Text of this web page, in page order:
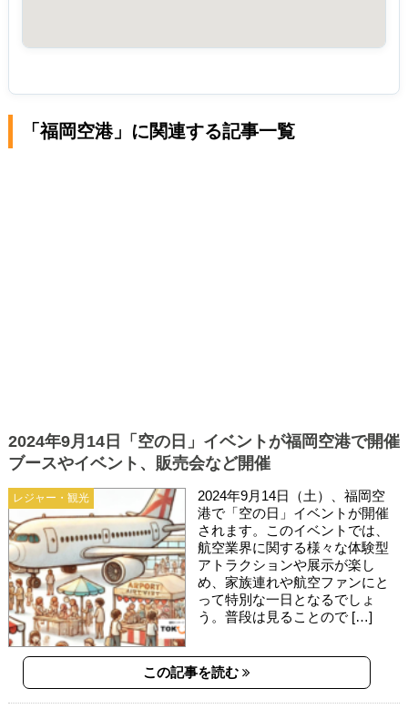
「福岡空港」に関連する記事一覧
レジャー・観光
2024年9月14日「空の日」イベントが福岡空港で開催
ブースやイベント、販売会など開催
2024年9月14日（土）、福岡空
港で「空の日」イベントが開催
されます。このイベントでは、
航空業界に関する様々な体験型
アトラクションや展示が楽し
め、家族連れや航空ファンにと
って特別な一日となるでしょ
う。普段は見ることので […]
この記事を読む